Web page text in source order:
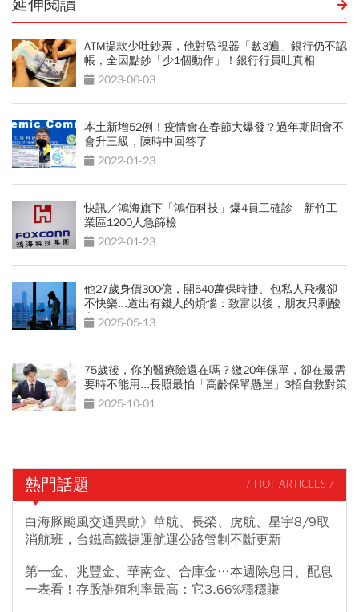
延伸閱讀
ATM提款少吐鈔票，他對監視器「數3遍」銀行仍不認
帳，全因點鈔「少1個動作」！銀行行員吐真相
2023-06-03
本土新增52例！疫情會在春節大爆發？過年期間會不
會升三級，陳時中回答了
2022-01-23
快訊／鴻海旗下「鴻佰科技」爆4員工確診 新竹工
業區1200人急篩檢
2022-01-23
他27歲身價300億，開540萬保時捷、包私人飛機卻
不快樂...道出有錢人的煩惱：致富以後，朋友只剩酸
言酸語
2025-05-13
75歲後，你的醫療險還在嗎？繳20年保單，卻在最需
要時不能用...長照最怕「高齡保單懸崖」3招自救對策
2025-10-01
熱門話題 / HOT ARTICLES /
白海豚颱風交通異動》華航、長榮、虎航、星宇8/9取
消航班，台鐵高鐵捷運航運公路管制不斷更新
第一金、兆豐金、華南金、合庫金…本週除息日、配息
一表看！存股誰殖利率最高：它3.66%穩穩賺